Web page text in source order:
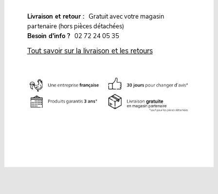
Livraison et retour : Gratuit avec votre magasin
partenaire (hors pièces détachées)
Besoin d'info ? 02 72 24 05 35
Tout savoir sur la livraison et les retours